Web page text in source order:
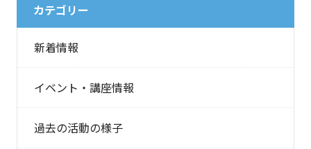
カテゴリー
新着情報
イベント・講座情報
過去の活動の様子